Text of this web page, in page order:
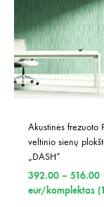
Akustinės frezuoto
veltinio sienų
„DASH”
392.00 – 516.00
eur/komplektas